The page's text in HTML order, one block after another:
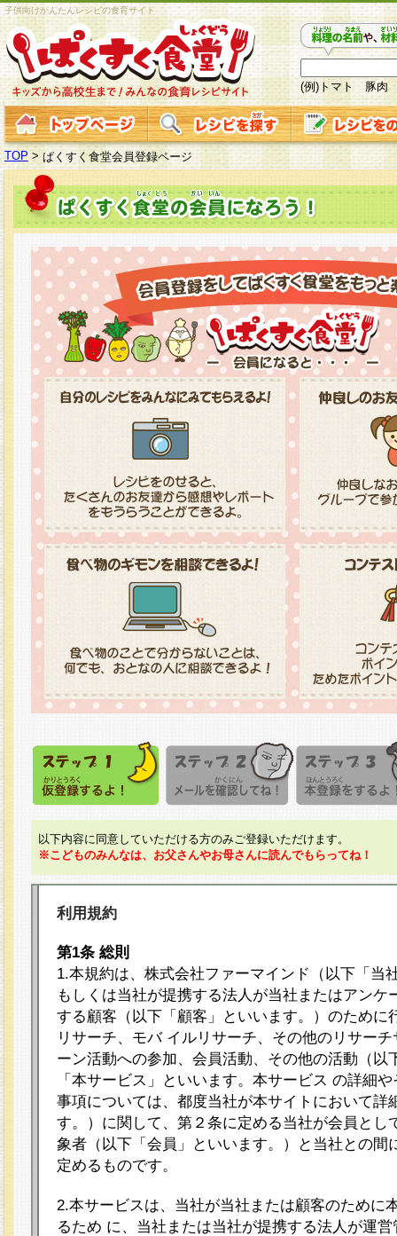
子供向けかんたんレシピの食育サイト
(例)トマト 豚肉
TOP > ぱくすく食堂会員登録ページ
以下内容に同意していただける方のみご登録いただけます。
※こどものみんなは、お父さんやお母さんに読んでもらってね！
利用規約
第1条 総則
1.本規約は、株式会社ファーマインド（以下「当
もしくは当社が提携する法人が当社またはアンケ
する顧客（以下「顧客」といいます。）のために
リサーチ、モバ イルリサーチ、その他のリサー
ーン活動への参加、会員活動、その他の活動（以
「本サービス」といいます。本サービス の詳細
事項については、都度当社が本サイトにおいて詳
す。）に関して、第２条に定める当社が会員とし
象者（以下「会員」といいます。）と当社との間
定めるものです。
2.本サービスは、当社が当社または顧客のために
るため に、当社または当社が提携する法人が運